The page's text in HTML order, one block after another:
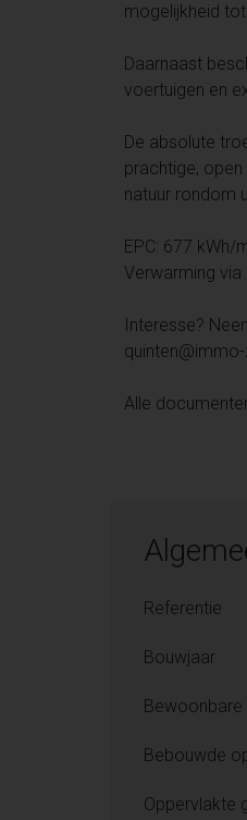
mogelijkheid
Daarnaast
voertuigen en
De absolute
prachtige,
natuur rondom
EPC: 677 kWh/
Verwarming via
Interesse?
Alle
Referentie
Bouwjaar
Bebouwde
Oppervlakte